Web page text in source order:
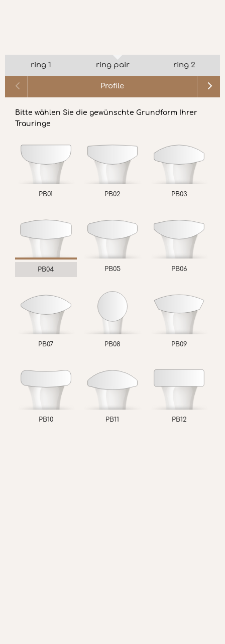
ring 1 ring pair ring 2
Profile
Bitte wählen Sie die gewünschte Grundform Ihrer
Trauringe
PB01 PB02 PB03
PB04 PB05 PB06
PB07 PB08 PB09
PB10 PB11 PB12